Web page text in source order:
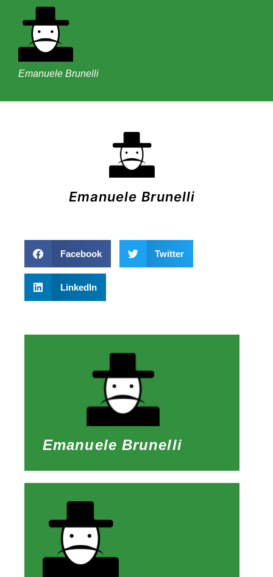
Emanuele Brunelli
Emanuele Brunelli
Facebook Twitter
LinkedIn
Emanuele Brunelli